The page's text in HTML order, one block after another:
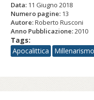
Data: 11 Giugno 2018
Numero pagine: 13
Autore:Roberto Rusconi
Anno Pubblicazione:2010
Tags:
Apocalittica
Millenarismo